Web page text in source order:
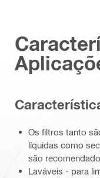
Os filtros tanto
líquidas como
são
Laváveis - para